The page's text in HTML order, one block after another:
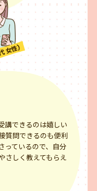
講できるのは嬉しい
質問できるのも便利
っているので、自分
さしく教えてもらえ